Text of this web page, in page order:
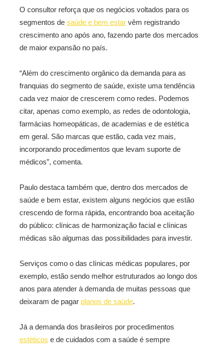
O consultor reforça que os negócios voltados para os
segmentos de saúde e bem estar vêm registrando
crescimento ano após ano, fazendo parte dos mercados
de maior expansão no país.
“Além do crescimento orgânico da demanda para as
franquias do segmento de saúde, existe uma tendência
cada vez maior de crescerem como redes. Podemos
citar, apenas como exemplo, as redes de odontologia,
farmácias homeopáticas, de academias e de estética
em geral. São marcas que estão, cada vez mais,
incorporando procedimentos que levam suporte de
médicos”, comenta.
Paulo destaca também que, dentro dos mercados de
saúde e bem estar, existem alguns negócios que estão
crescendo de forma rápida, encontrando boa aceitação
do público: clínicas de harmonização facial e clínicas
médicas são algumas das possibilidades para investir.
Serviços como o das clínicas médicas populares, por
exemplo, estão sendo melhor estruturados ao longo dos
anos para atender à demanda de muitas pessoas que
deixaram de pagar planos de saúde.
Já a demanda dos brasileiros por procedimentos
estéticos e de cuidados com a saúde é sempre